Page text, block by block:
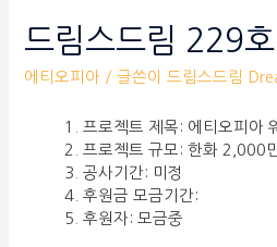
드림스드림 229
에티오피아 / 글쓴이드림스드림
프로젝트 제목: 에티오피아
프로젝트 규모: 한화 2,000
공사기간: 미정
후원금 모금기간:
후원자: 모금중